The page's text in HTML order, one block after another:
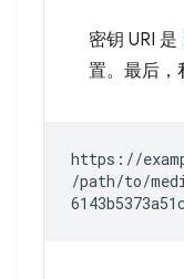
密钥 URI 是
置。最后，
https://
/path/to/